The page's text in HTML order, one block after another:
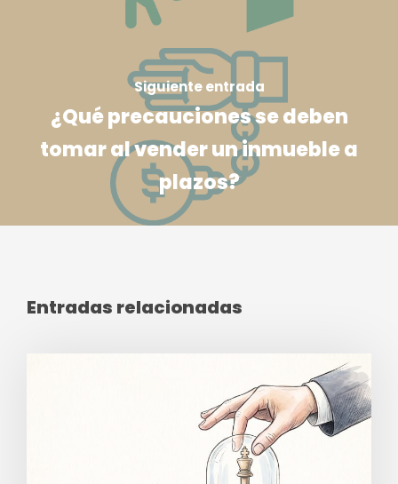
Siguiente entrada
¿Qué precauciones se deben
tomar al vender un inmueble a
plazos?
Entradas relacionadas